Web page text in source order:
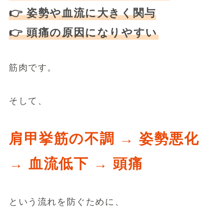
👉 姿勢や血流に大きく関与
👉 頭痛の原因になりやすい
筋肉です。
そして、
肩甲挙筋の不調 → 姿勢悪化
→ 血流低下 → 頭痛
という流れを防ぐために、